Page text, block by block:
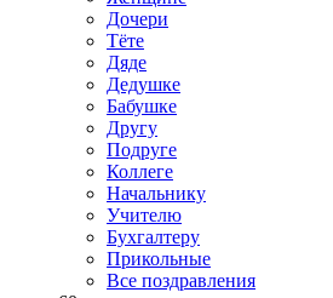
Дочери
Тёте
Дяде
Дедушке
Бабушке
Другу
Подруге
Коллеге
Начальнику
Учителю
Бухгалтеру
Прикольные
Все поздравления